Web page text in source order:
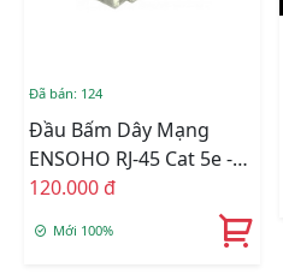
Đã bán: 124
Đầu Bấm Dây Mạng
ENSOHO RJ-45 Cat 5e -
Vỏ Nhựa PS Trong Suốt-
08 Chấu Đồng(100cái)
120.000 đ
Mới 100%